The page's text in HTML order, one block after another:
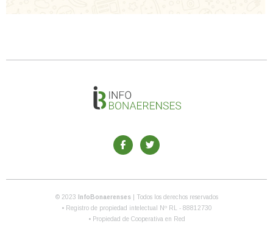
© 2023 InfoBonaerenses
| Todos los derechos reservados
• Registro de propiedad intelectual Nº RL - 88812730
• Propiedad de Cooperativa en Red